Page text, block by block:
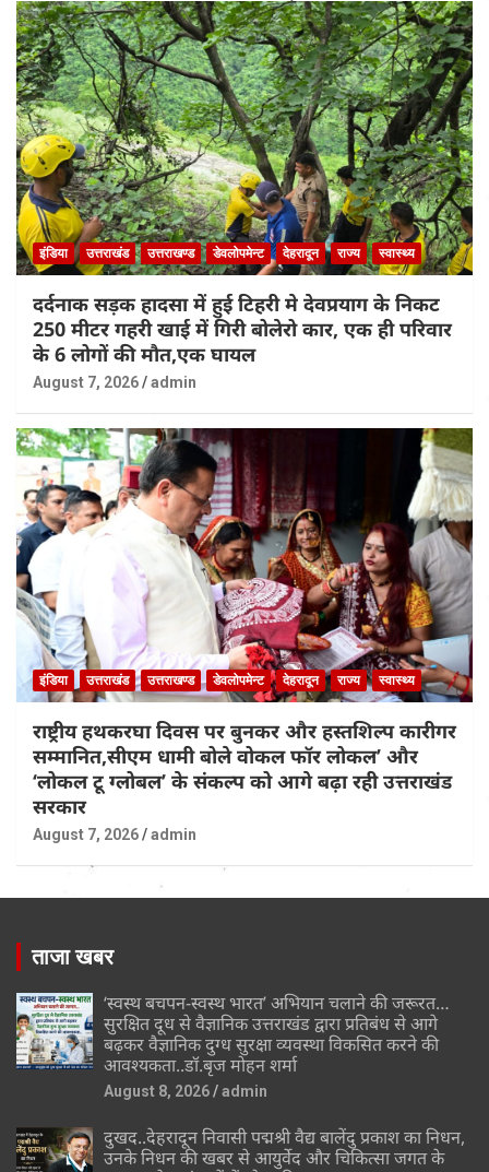
इंडिया उत्तराखंड उत्तराखण्ड डेवलोपमेन्ट देहरादून राज्य स्वास्थ्य
दर्दनाक सड़क हादसा में हुई टिहरी मे देवप्रयाग के निकट
250 मीटर गहरी खाई में गिरी बोलेरो कार, एक ही परिवार
के 6 लोगों की मौत,एक घायल
August 7, 2026 admin
इंडिया उत्तराखंड उत्तराखण्ड डेवलोपमेन्ट देहरादून राज्य स्वास्थ्य
राष्ट्रीय हथकरघा दिवस पर बुनकर और हस्तशिल्प कारीगर
सम्मानित,सीएम धामी बोले वोकल फॉर लोकल’ और
‘लोकल टू ग्लोबल’ के संकल्प को आगे बढ़ा रही उत्तराखंड
सरकार
August 7, 2026 admin
ताजा खबर
‘स्वस्थ बचपन-स्वस्थ भारत’ अभियान चलाने की जरूरत…
सुरक्षित दूध से वैज्ञानिक उत्तराखंड द्वारा प्रतिबंध से आगे
बढ़कर वैज्ञानिक दुग्ध सुरक्षा व्यवस्था विकसित करने की
आवश्यकता..डॉ.बृज मोहन शर्मा
August 8, 2026 admin
दुखद..देहरादून निवासी पद्मश्री वैद्य बालेंदु प्रकाश का निधन,
उनके निधन की खबर से आयुर्वेद और चिकित्सा जगत के